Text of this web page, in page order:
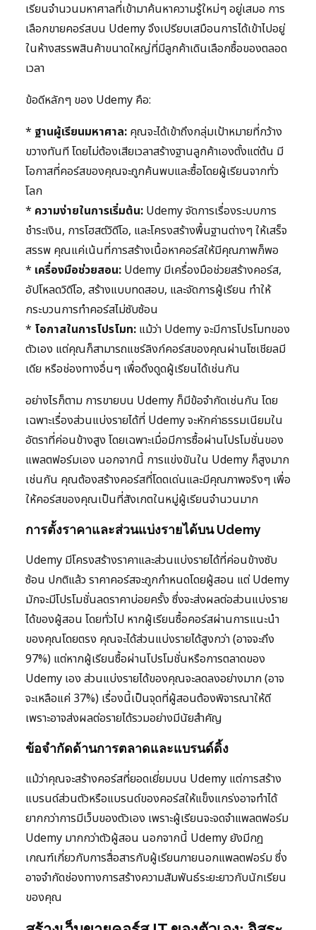
เรียนจำนวนมหาศาลที่เข้ามาค้นหาความรู้ใหม่ๆ อยู่เสมอ การ
เลือกขายคอร์สบน Udemy จึงเปรียบเสมือนการได้เข้าไปอยู่
ในห้างสรรพสินค้าขนาดใหญ่ที่มีลูกค้าเดินเลือกซื้อของตลอด
เวลา
ข้อดีหลักๆ ของ Udemy คือ:
* ฐานผู้เรียนมหาศาล: คุณจะได้เข้าถึงกลุ่มเป้าหมายที่กว้าง
ขวางทันที โดยไม่ต้องเสียเวลาสร้างฐานลูกค้าเองตั้งแต่ต้น มี
โอกาสที่คอร์สของคุณจะถูกค้นพบและซื้อโดยผู้เรียนจากทั่ว
โลก
* ความง่ายในการเริ่มต้น: Udemy จัดการเรื่องระบบการ
ชำระเงิน, การโฮสต์วิดีโอ, และโครงสร้างพื้นฐานต่างๆ ให้เสร็จ
สรรพ คุณแค่เน้นที่การสร้างเนื้อหาคอร์สให้มีคุณภาพก็พอ
* เครื่องมือช่วยสอน: Udemy มีเครื่องมือช่วยสร้างคอร์ส,
อัปโหลดวิดีโอ, สร้างแบบทดสอบ, และจัดการผู้เรียน ทำให้
กระบวนการทำคอร์สไม่ซับซ้อน
* โอกาสในการโปรโมท: แม้ว่า Udemy จะมีการโปรโมทของ
ตัวเอง แต่คุณก็สามารถแชร์ลิงก์คอร์สของคุณผ่านโซเชียลมี
เดีย หรือช่องทางอื่นๆ เพื่อดึงดูดผู้เรียนได้เช่นกัน
อย่างไรก็ตาม การขายบน Udemy ก็มีข้อจำกัดเช่นกัน โดย
เฉพาะเรื่องส่วนแบ่งรายได้ที่ Udemy จะหักค่าธรรมเนียมใน
อัตราที่ค่อนข้างสูง โดยเฉพาะเมื่อมีการซื้อผ่านโปรโมชั่นของ
แพลตฟอร์มเอง นอกจากนี้ การแข่งขันใน Udemy ก็สูงมาก
เช่นกัน คุณต้องสร้างคอร์สที่โดดเด่นและมีคุณภาพจริงๆ เพื่อ
ให้คอร์สของคุณเป็นที่สังเกตในหมู่ผู้เรียนจำนวนมาก
การตั้งราคาและส่วนแบ่งรายได้บน Udemy
Udemy มีโครงสร้างราคาและส่วนแบ่งรายได้ที่ค่อนข้างซับ
ซ้อน ปกติแล้ว ราคาคอร์สจะถูกกำหนดโดยผู้สอน แต่ Udemy
มักจะมีโปรโมชั่นลดราคาบ่อยครั้ง ซึ่งจะส่งผลต่อส่วนแบ่งราย
ได้ของผู้สอน โดยทั่วไป หากผู้เรียนซื้อคอร์สผ่านการแนะนำ
ของคุณโดยตรง คุณจะได้ส่วนแบ่งรายได้สูงกว่า (อาจจะถึง
97%) แต่หากผู้เรียนซื้อผ่านโปรโมชั่นหรือการตลาดของ
Udemy เอง ส่วนแบ่งรายได้ของคุณจะลดลงอย่างมาก (อาจ
จะเหลือแค่ 37%) เรื่องนี้เป็นจุดที่ผู้สอนต้องพิจารณาให้ดี
เพราะอาจส่งผลต่อรายได้รวมอย่างมีนัยสำคัญ
ข้อจำกัดด้านการตลาดและแบรนด์ดิ้ง
แม้ว่าคุณจะสร้างคอร์สที่ยอดเยี่ยมบน Udemy แต่การสร้าง
แบรนด์ส่วนตัวหรือแบรนด์ของคอร์สให้แข็งแกร่งอาจทำได้
ยากกว่าการมีเว็บของตัวเอง เพราะผู้เรียนจะจดจำแพลตฟอร์ม
Udemy มากกว่าตัวผู้สอน นอกจากนี้ Udemy ยังมีกฎ
เกณฑ์เกี่ยวกับการสื่อสารกับผู้เรียนภายนอกแพลตฟอร์ม ซึ่ง
อาจจำกัดช่องทางการสร้างความสัมพันธ์ระยะยาวกับนักเรียน
ของคุณ